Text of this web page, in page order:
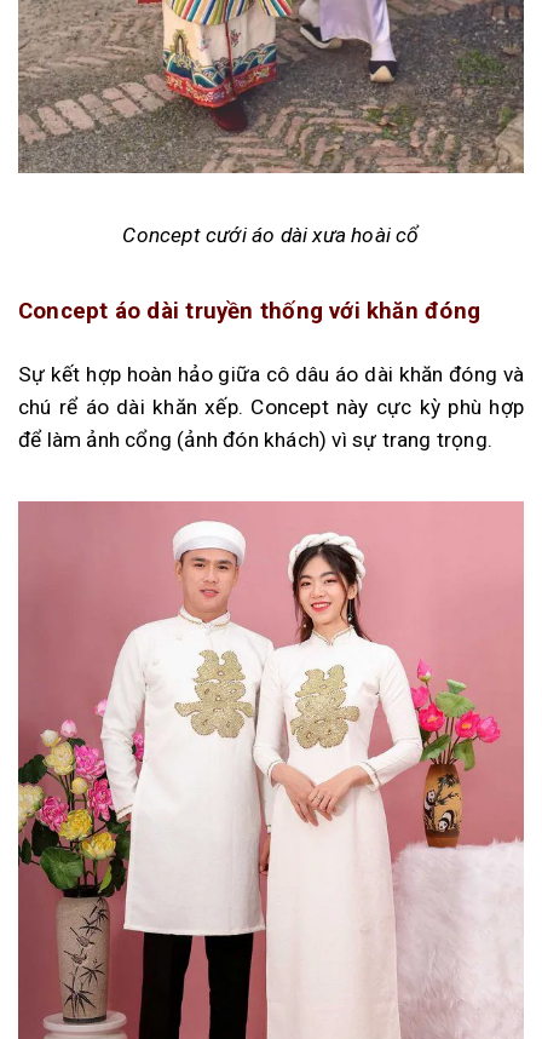
Concept cưới áo dài xưa hoài cổ
Concept áo dài truyền thống với khăn đóng
Sự kết hợp hoàn hảo giữa cô dâu áo dài khăn đóng và
chú rể áo dài khăn xếp. Concept này cực kỳ phù hợp
để làm ảnh cổng (ảnh đón khách) vì sự trang trọng.